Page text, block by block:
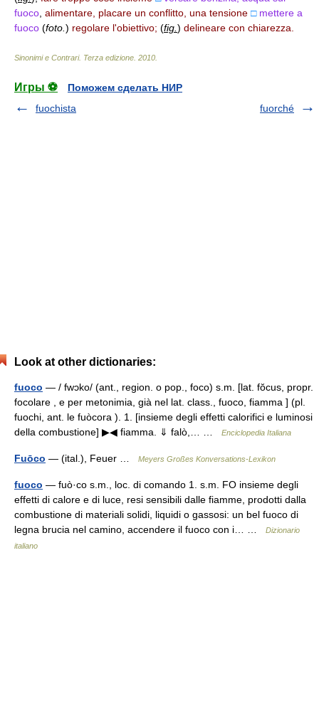
fuoco alimentare, placare un conflitto, una tensione □ mettere a
fuoco (foto. ) regolare l'obiettivo; (fig. ) delineare con chiarezza.
Sinonimi e Contrari. Terza edizione 2010
Игры ⚽
Поможем сделать НИР
fuochista
fuorché
Look at other dictionaries:
fuoco — / fwɔko/ (ant., region. o pop., foco) s.m. [lat. fŏcus, propr.
focolare , e per metonimia, già nel lat. class., fuoco, fiamma ] (pl.
fuochi, ant. le fuòcora ). 1. [insieme degli effetti calorifici e luminosi
della combustione] ▶◀ fiamma. ⇓ falò,… …
Enciclopedia Italiana
Fuōco — (ital.), Feuer … Meyers Großes Konversations-Lexikon
fuoco — fuò·co s.m., loc. di comando 1. s.m. FO insieme degli
effetti di calore e di luce, resi sensibili dalle fiamme, prodotti dalla
combustione di materiali solidi, liquidi o gassosi: un bel fuoco di
legna brucia nel camino, accendere il fuoco con i… …
Dizionario
italiano